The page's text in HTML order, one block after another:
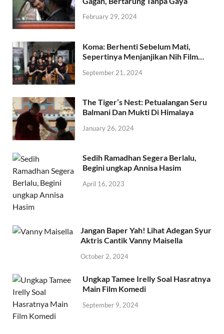
February 29, 2024
Koma: Berhenti Sebelum Mati,
Sepertinya Menjanjikan Nih Film…
September 21, 2024
The Tiger’s Nest: Petualangan Seru
Balmani Dan Mukti Di Himalaya
January 26, 2024
Sedih Ramadhan Segera Berlalu,
Begini ungkap Annisa Hasim
April 16, 2023
Jangan Baper Yah! Lihat Adegan Syur
Aktris Cantik Vanny Maisella
October 2, 2024
Ungkap Tamee Irelly Soal Hasratnya
Main Film Komedi
September 9, 2024